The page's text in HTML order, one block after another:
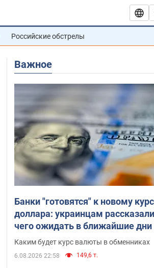
Российские обстрелы
Важное
Банки "готовятся" к новому
доллара: украинцам
чего ожидать в ближайшие дни
Каким будет курс валюты в обменниках
6.08.2026 22:58 149,6 т.